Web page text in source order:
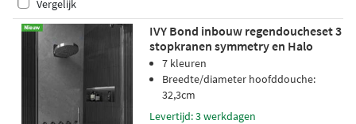
Vergelijk
IVY Bond inbouw regendoucheset 3
stopkranen symmetry en Halo
hoofddouche - staaf handdouche -
wandsteun - mat zwart PED
7 kleuren
Breedte/diameter hoofddouche:
32,3cm
Levertijd: 3 werkdagen